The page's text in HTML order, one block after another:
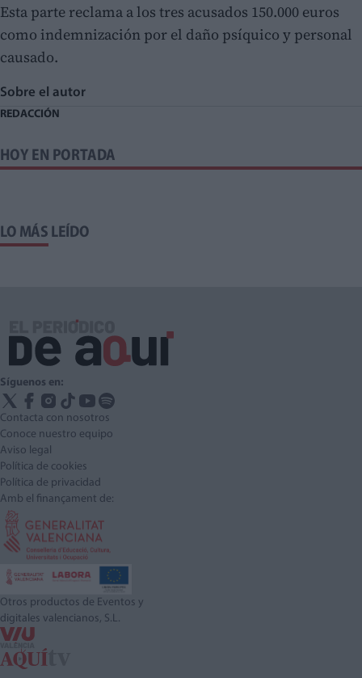
Esta parte reclama a los tres acusados 150.000 euros
como indemnización por el daño psíquico y personal
causado.
Sobre el autor
REDACCIÓN
HOY EN PORTADA
LO MÁS LEÍDO
Síguenos en:
Contacta con nosotros
Conoce nuestro equipo
Aviso legal
Política de cookies
Política de privacidad
Amb el finançament de:
Otros productos de Eventos y
digitales valencianos, S.L.